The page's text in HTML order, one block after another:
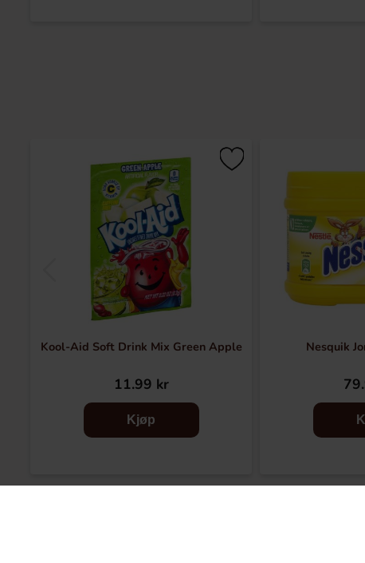
Kool-Aid Soft Drink Mix Green Apple
11.99 kr
Kjøp
Nesquik